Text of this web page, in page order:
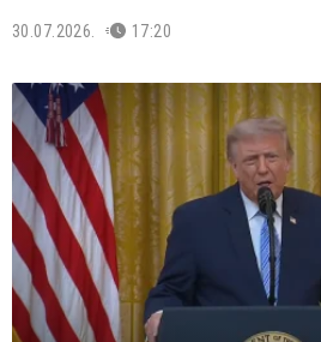
30.07.2026. 17:20